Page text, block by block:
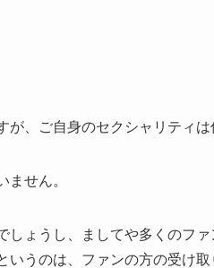
、ご自身のセクシャリティは
せん。
ょうし、ましてや多くのフ
うのは、ファンの方の受け